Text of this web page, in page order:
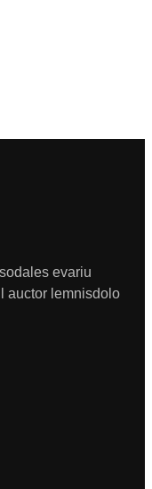
evariu
auctor lemnisdolo